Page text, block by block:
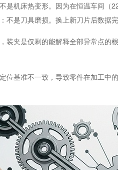
是机床热变形。因为在恒温车间
不是刀具磨损。换上新刀片后数据
装夹是仅剩的能解释全部异常点
位基准不一致，导致零件在加工中